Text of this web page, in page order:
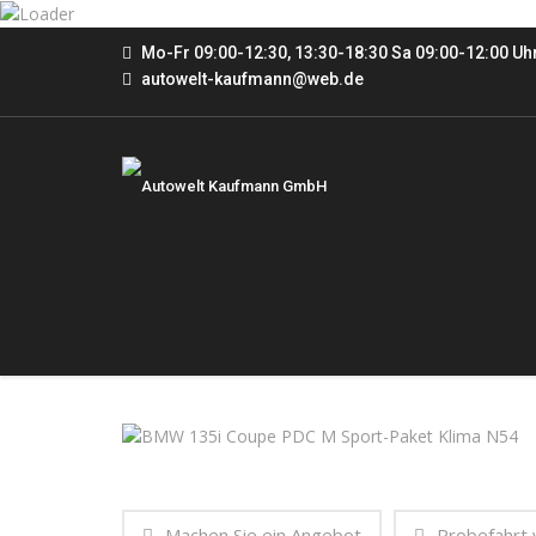
Mo-Fr 09:00-12:30, 13:30-18:30 Sa 09:00-12:00
autowelt-kaufmann@web.de